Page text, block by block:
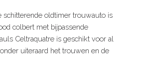
schitterende oldtimer trouwauto is
colbert met bijpassende
Celtraquatre is geschikt voor al
uiteraard het trouwen en de